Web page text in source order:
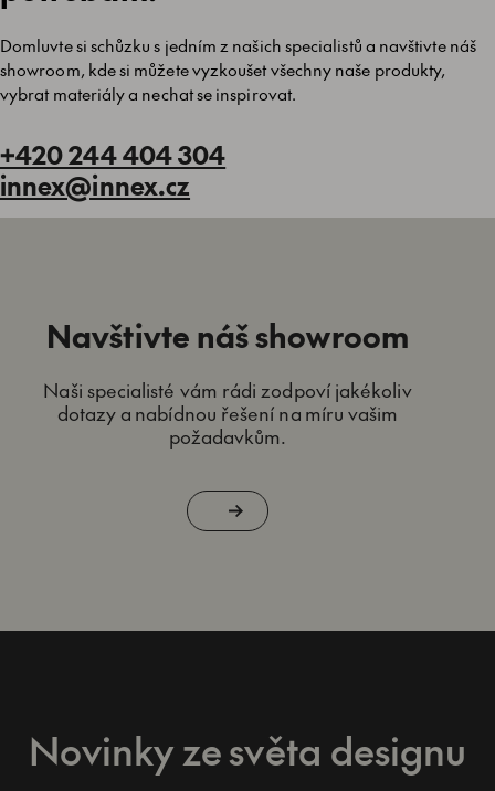
Domluvte si schůzku s jedním z našich specialistů a navštivte náš
showroom, kde si můžete vyzkoušet všechny naše produkty,
vybrat materiály a nechat se inspirovat.
+420 244 404 304
innex@innex.cz
Navštivte náš showroom
Naši specialisté vám rádi zodpoví jakékoliv
dotazy a nabídnou řešení na míru vašim
požadavkům.
Novinky ze světa designu